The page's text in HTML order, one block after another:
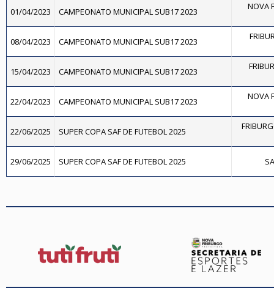
01/04/2023 CAMPEONATO MUNICIPAL SUB17 2023 NOVA
08/04/2023 CAMPEONATO MUNICIPAL SUB17 2023
15/04/2023 CAMPEONATO MUNICIPAL SUB17 2023
22/04/2023 CAMPEONATO MUNICIPAL SUB17 2023 NOVA
22/06/2025 SUPER COPA SAF DE FUTEBOL 2025
29/06/2025 SUPER COPA SAF DE FUTEBOL 2025